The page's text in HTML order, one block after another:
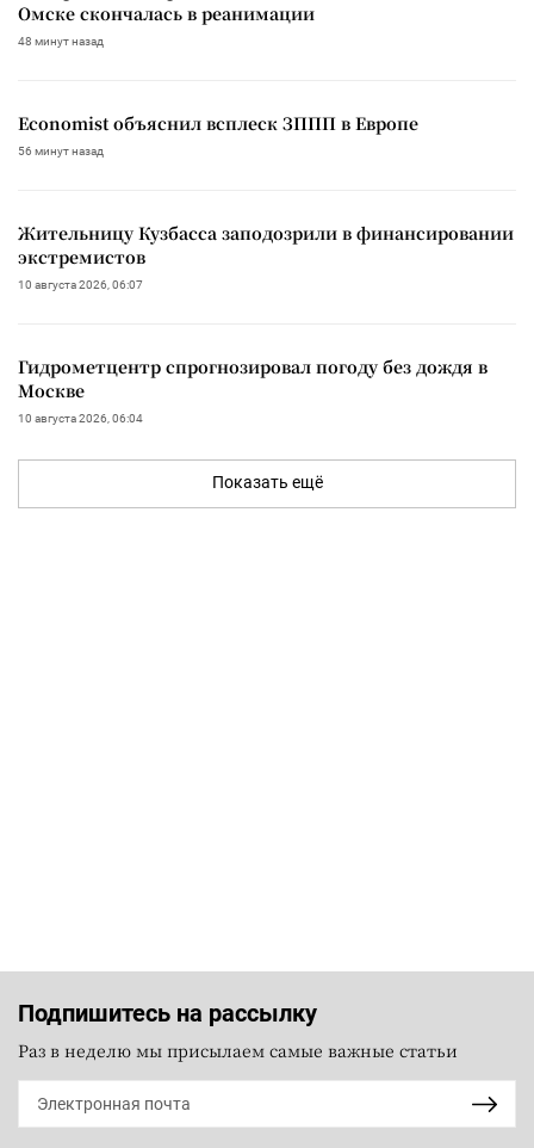
Омске скончалась в реанимации
48 минут назад
Economist объяснил всплеск ЗППП в Европе
56 минут назад
Жительницу Кузбасса заподозрили в финансировании
экстремистов
10 августа 2026, 06:07
Гидрометцентр спрогнозировал погоду без дождя в
Москве
10 августа 2026, 06:04
Показать ещё
Подпишитесь на рассылку
Раз в неделю мы присылаем самые важные статьи